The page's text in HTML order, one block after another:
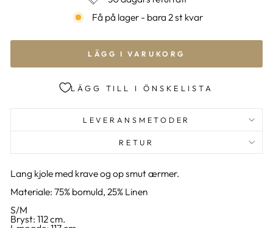
Få på lager - bara 2 st kvar
LÄGG I VARUKORG
LÄGG TILL I ÖNSKELISTA
LEVERANSMETODER
RETUR
Lang kjole med krave og op smut ærmer.
Materiale: 75% bomuld, 25% Linen
S/M
Bryst: 112 cm.